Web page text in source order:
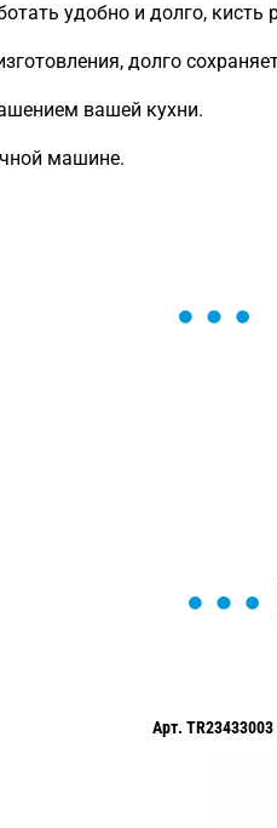
удобно и долго, кисть
долго
вашей кухни.
машине.
Арт. TR23433003